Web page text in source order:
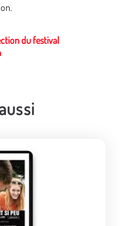
du festival